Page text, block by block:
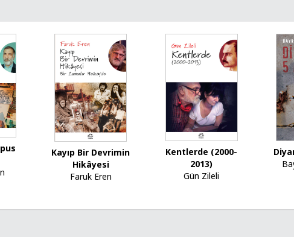
Kayıp Bir Devrimin
Hikâyesi
Faruk Eren
Kentlerde (2000-
2013)
Gün Zileli